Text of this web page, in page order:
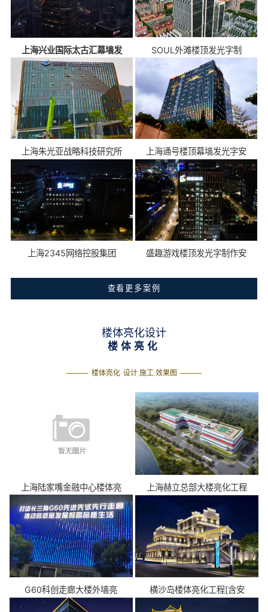
上海兴业国际太古汇幕墙发 SOUL外滩楼顶发光字制
上海朱光亚战略科技研究所 上海通号楼顶幕墙发光字安
上海2345网络控股集团 盛趣游戏楼顶发光字制作安
查看更多案例
楼体亮化设计
楼体亮化
楼体亮化-设计,施工,效果图
上海陆家嘴金融中心楼体亮 上海赫立总部大楼亮化工程
G60科创走廊大楼外墙亮 横沙岛楼体亮化工程[含安